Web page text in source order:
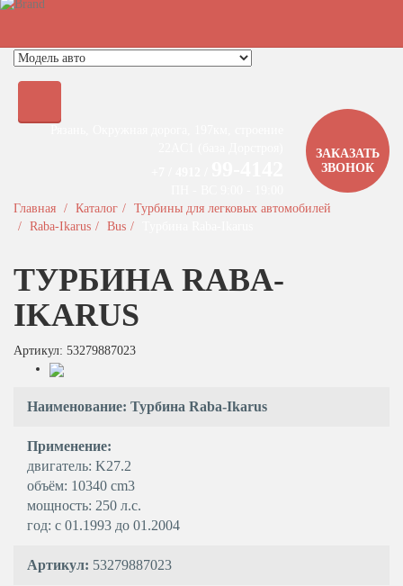
Быстрый поиск турбины
ЗАКАЗАТЬ
ЗВОНОК
Главная
Каталог
Турбины для легковых автомобилей
Raba-Ikarus
Bus
ТУРБИНА RABA-
IKARUS
Артикул: 53279887023
Наименование: Турбина Raba-Ikarus
Применение:
двигатель: K27.2
объём: 10340 cm3
мощность: 250 л.с.
год: с 01.1993 до 01.2004
Артикул: 53279887023